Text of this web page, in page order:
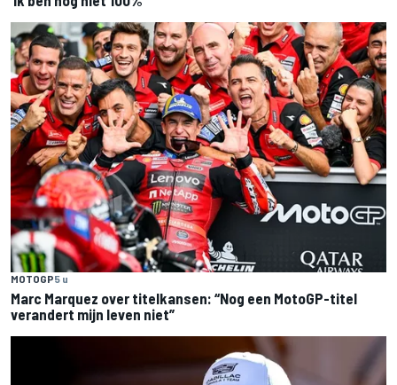
MOTOGP5 u
Marc Marquez over titelkansen: “Nog een MotoGP-titel
verandert mijn leven niet”